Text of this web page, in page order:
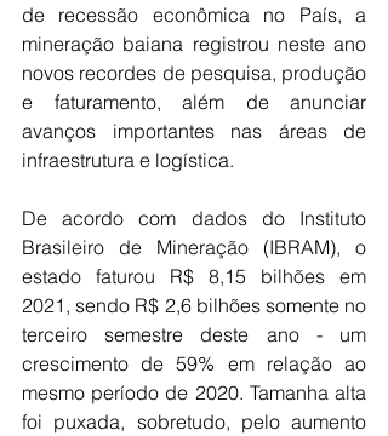
de recessão econômica no País, a
mineração baiana registrou neste ano
novos recordes de pesquisa, produção
e faturamento, além de anunciar
avanços importantes nas áreas de
infraestrutura e logística.
De acordo com dados do Instituto
Brasileiro de Mineração (IBRAM), o
estado faturou R$ 8,15 bilhões em
2021, sendo R$ 2,6 bilhões somente no
terceiro semestre deste ano - um
crescimento de 59% em relação ao
mesmo período de 2020. Tamanha alta
foi puxada, sobretudo, pelo aumento